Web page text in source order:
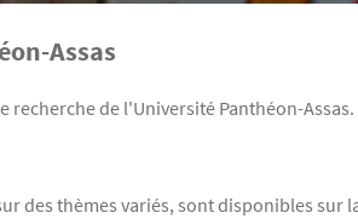
Assas
recherche de l'Université Panthéon-Assas.
des thèmes variés, sont disponibles sur